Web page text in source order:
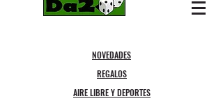
NOVEDADES
REGALOS
AIRE LIBRE Y DEPORTES